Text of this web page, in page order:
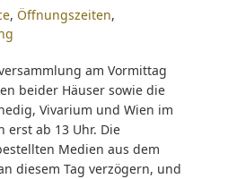
, Öffnungszeiten,
am Vormittag
beider Häuser sowie die
Vivarium und Wien im
erst ab 13 Uhr. Die
Medien aus dem
diesem Tag verzögern, und